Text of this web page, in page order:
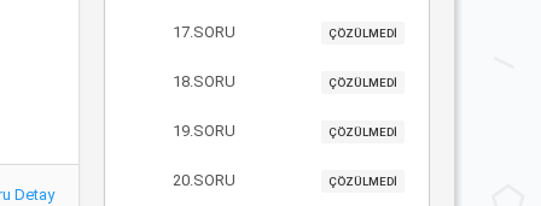
Detay
17.SORU ÇÖZÜLMEDİ
18.SORU ÇÖZÜLMEDİ
19.SORU ÇÖZÜLMEDİ
20.SORU ÇÖZÜLMEDİ